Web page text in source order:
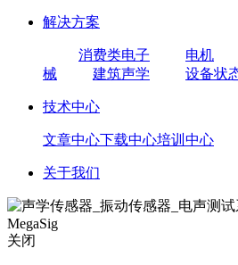
解决方案
消费类电子 电机
械
建筑声学 设备状
技术中心
文章中心下载中心培训中心
关于我们
关闭